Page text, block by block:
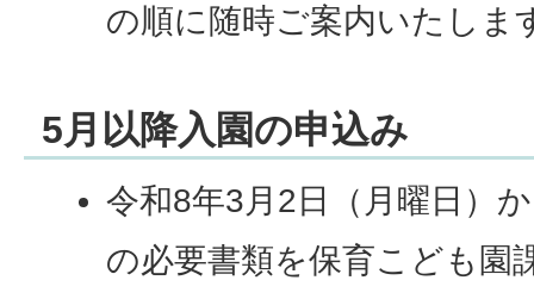
の順に随時ご案内いたしま
5月以降入園の申込み
令和8年3月2日（月曜日）
の必要書類を保育こども園